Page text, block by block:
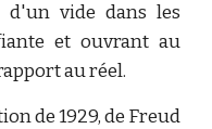
d'un vide dans les
et ouvrant au
au réel.
de 1929, de Freud